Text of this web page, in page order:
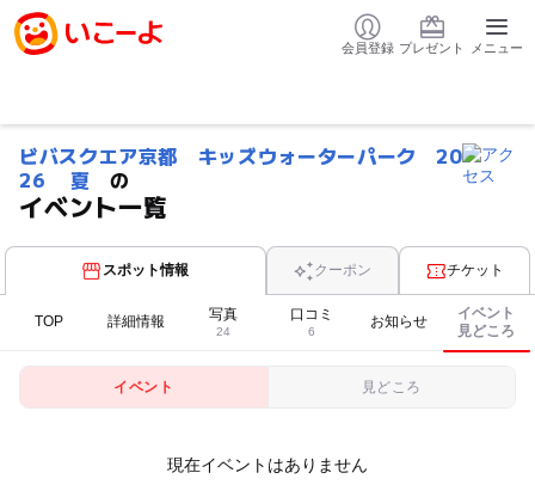
会員登録 プレゼント メニュー
ビバスクエア京都 キッズウォーターパーク 20
26 夏 の
イベント一覧
スポット情報 クーポン チケット
TOP 詳細情報 写真
24
口コミ
6
お知らせ
イベント
見どころ
イベント 見どころ
現在イベントはありません